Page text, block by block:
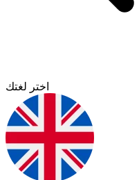
اختر لغتك